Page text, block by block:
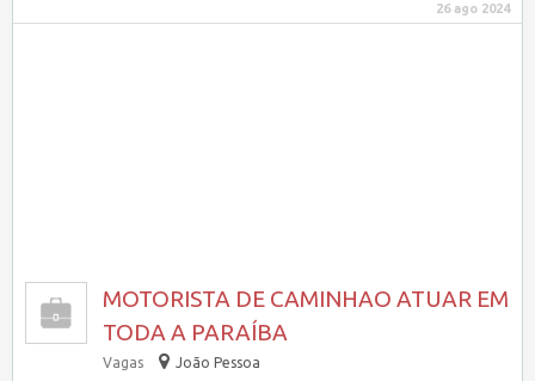
26 ago 2024
MOTORISTA DE CAMINHAO ATUAR EM
TODA A PARAÍBA
Vagas João Pessoa